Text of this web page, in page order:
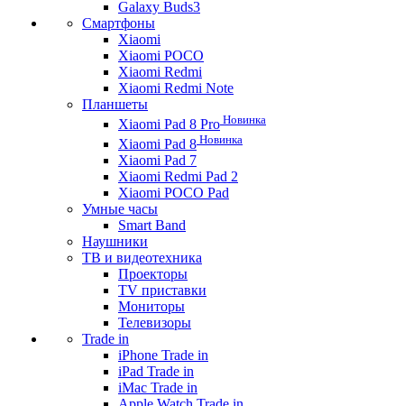
Galaxy Buds3
Смартфоны
Xiaomi
Xiaomi POCO
Xiaomi Redmi
Xiaomi Redmi Note
Планшеты
Xiaomi Pad 8 Pro Новинка
Xiaomi Pad 8 Новинка
Xiaomi Pad 7
Xiaomi Redmi Pad 2
Xiaomi POCO Pad
Умные часы
Smart Band
Наушники
ТВ и видеотехника
Проекторы
TV приставки
Мониторы
Телевизоры
Trade in
iPhone Trade in
iPad Trade in
iMac Trade in